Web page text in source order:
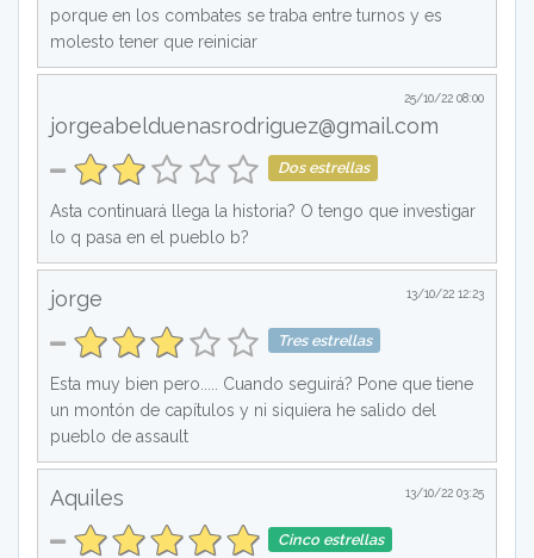
porque en los combates se traba entre turnos y es
molesto tener que reiniciar
25/10/22 08:00
jorgeabelduenasrodriguez@gmail.com
Dos estrellas
Asta continuará llega la historia? O tengo que investigar
lo q pasa en el pueblo b?
13/10/22 12:23
jorge
Tres estrellas
Esta muy bien pero..... Cuando seguirá? Pone que tiene
un montón de capítulos y ni siquiera he salido del
pueblo de assault
13/10/22 03:25
Aquiles
Cinco estrellas